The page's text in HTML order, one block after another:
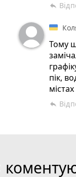
reply
Тому
пік,
reply